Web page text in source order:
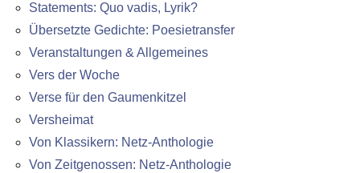
Statements: Quo vadis, Lyrik?
Übersetzte Gedichte: Poesietransfer
Veranstaltungen & Allgemeines
Vers der Woche
Verse für den Gaumenkitzel
Versheimat
Von Klassikern: Netz-Anthologie
Von Zeitgenossen: Netz-Anthologie